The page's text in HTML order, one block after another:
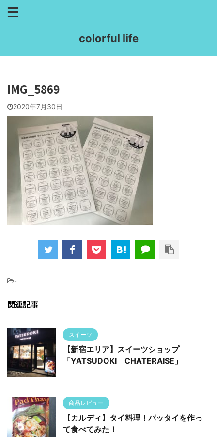
colorful life
IMG_5869
2020年7月30日
-
関連記事
スイーツ
【新宿エリア】スイーツショップ
「YATSUDOKI CHATERAISE」
商品レビュー
【カルディ】タイ料理！パッタイを作っ
て食べてみた！